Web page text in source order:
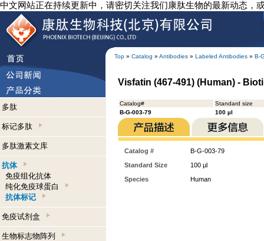
中文网站正在持续更新中，请密切关注我们康肽生物的最新动态，
Top » Catalog » Antibodies » Labeled Antibodies » B-
多肽
标记多肽
多肽激素文库
抗体
免疫组化抗体
纯化免疫球蛋白
抗体标记
免疫试剂盒
生物标志物阵列
Visfatin (467-491) (Human) -
Catalog#
Standard size
B-G-003-79
100 µl
Catalog #
B-G-003-79
Standard Size
100 µl
Species
Human